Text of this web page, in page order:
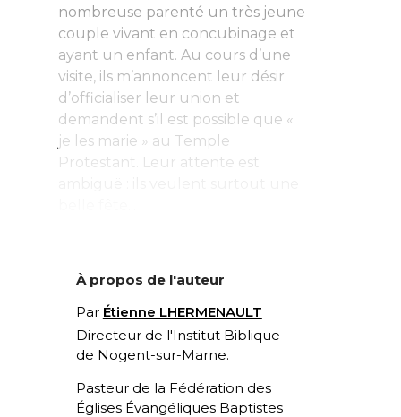
nombreuse parenté un très jeune
couple vivant en concubinage et
ayant un enfant. Au cours d’une
visite, ils m’annoncent leur désir
d’officialiser leur union et
demandent s’il est possible que «
je les marie » au Temple
Protestant. Leur attente est
À propos de l'auteur
Par Étienne LHERMENAULT
Directeur de l'Institut Biblique
de Nogent-sur-Marne.
Pasteur de la Fédération des
Églises Évangéliques Baptistes